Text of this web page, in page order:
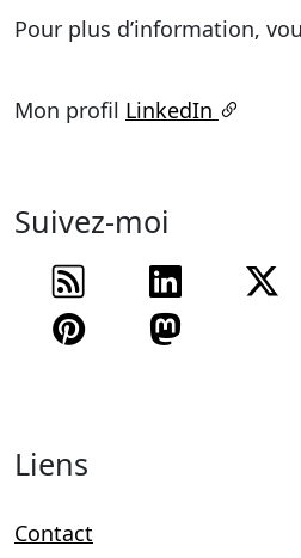
Pour plus d’information,
Mon profil LinkedIn
Suivez-moi
Flux RSSSuivez-
Suivez-moi sur
Liens
Contact